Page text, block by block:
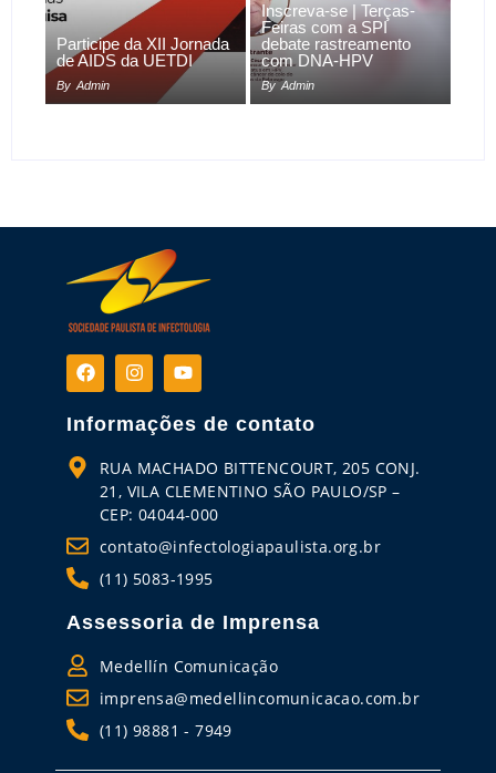
Participe da XII Jornada
de AIDS da UETDI
By Admin
Inscreva-se | Terças-
Feiras com a SPI
debate rastreamento
com DNA-HPV
By Admin
Informações de contato
RUA MACHADO BITTENCOURT, 205 CONJ.
21, VILA CLEMENTINO SÃO PAULO/SP –
CEP: 04044-000
contato@infectologiapaulista.org.br
(11) 5083-1995
Assessoria de Imprensa
Medellín Comunicação
imprensa@medellincomunicacao.com.br
(11) 98881 - 7949